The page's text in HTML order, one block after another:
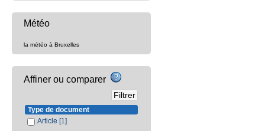
Météo
la météo à Bruxelles
Affiner ou comparer
Type de document
Article [1]